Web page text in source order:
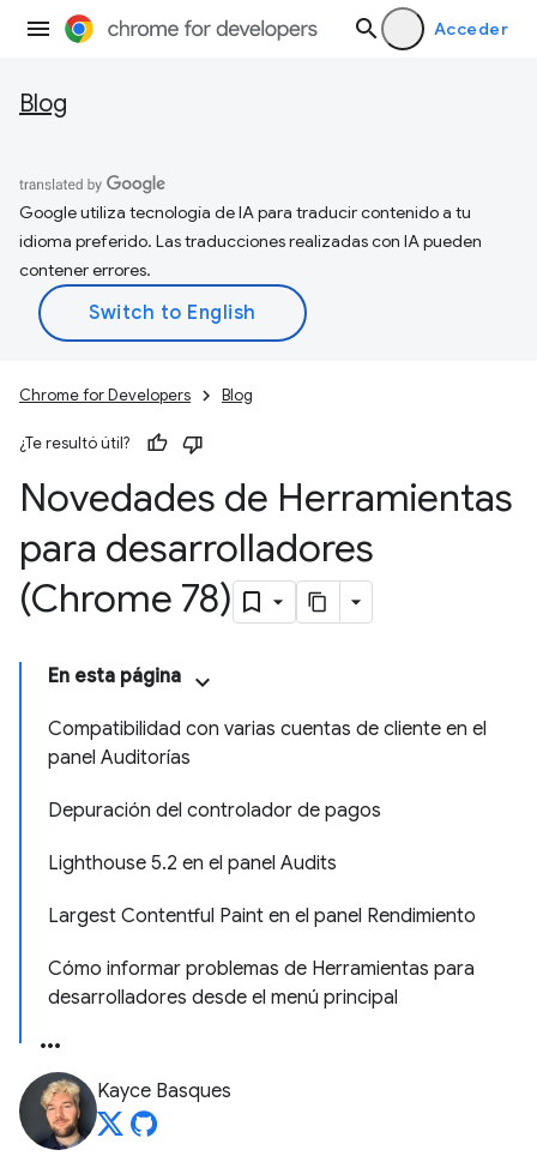
Acceder
Blog
Google utiliza tecnología de IA para traducir contenido a tu
idioma preferido. Las traducciones realizadas con IA pueden
contener errores.
Chrome for Developers Blog
¿Te resultó útil?
Novedades de Herramientas
para desarrolladores
(Chrome 78)
En esta página
Compatibilidad con varias cuentas de cliente en el
panel Auditorías
Depuración del controlador de pagos
Lighthouse 5.2 en el panel Audits
Largest Contentful Paint en el panel Rendimiento
Cómo informar problemas de Herramientas para
desarrolladores desde el menú principal
Kayce Basques